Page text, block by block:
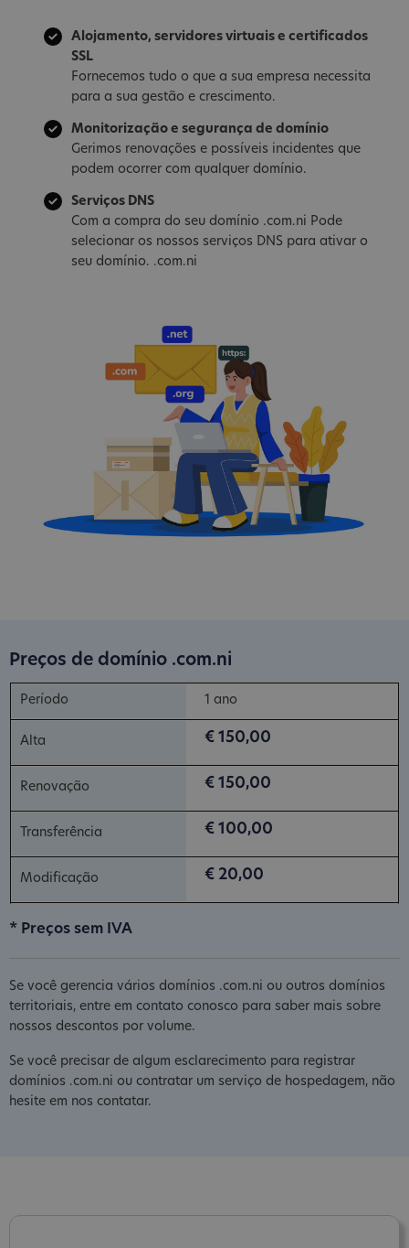
Alojamento, servidores virtuais e certificados
SSL
Fornecemos tudo o que a sua empresa necessita
para a sua gestão e crescimento.
Monitorização e segurança de domínio
Gerimos renovações e possíveis incidentes que
podem ocorrer com qualquer domínio.
Serviços DNS
Com a compra do seu domínio .com.ni Pode
selecionar os nossos serviços DNS para ativar o
seu domínio. .com.ni
Preços de domínio .com.ni
1 ano
€ 150,00
€ 150,00
€ 100,00
€ 20,00
* Preços sem IVA
Se você gerencia vários domínios .com.ni ou outros domínios
territoriais, entre em contato conosco para saber mais sobre
nossos descontos por volume.
Se você precisar de algum esclarecimento para registrar
domínios .com.ni ou contratar um serviço de hospedagem, não
hesite em nos contatar.